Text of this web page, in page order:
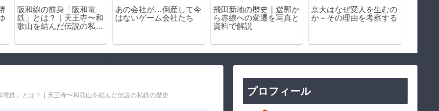
阪和線の前身「阪和電
鉄」とは？｜天王寺〜和
歌山を結んだ伝説の私鉄
あの会社が…倒産して今
はないゲーム会社たち
飛田新地の歴史｜遊郭か
ら赤線への変遷を写真と
資料で解説
京大はなぜ変人を生むの
か－その理由を考察する
電鉄」とは？｜天王寺〜和歌山を結んだ伝説の私鉄の歴史 プロフィール